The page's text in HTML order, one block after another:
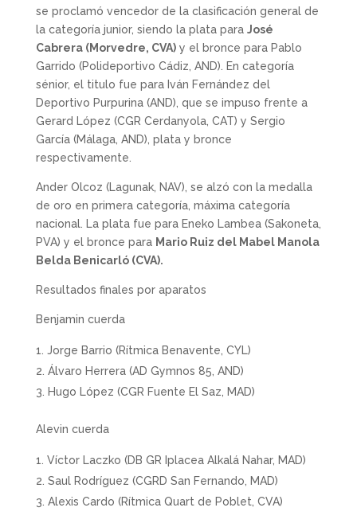
se proclamó vencedor de la clasificación general de
la categoría junior, siendo la plata para José
Cabrera (Morvedre, CVA)y el bronce para Pablo
Garrido (Polideportivo Cádiz, AND). En categoría
sénior, el titulo fue para Iván Fernández del
Deportivo Purpurina (AND), que se impuso frente a
Gerard López (CGR Cerdanyola, CAT) y Sergio
García (Málaga, AND), plata y bronce
respectivamente.
Ander Olcoz (Lagunak, NAV), se alzó con la medalla
de oro en primera categoría, máxima categoría
nacional. La plata fue para Eneko Lambea (Sakoneta,
PVA) y el bronce para Mario Ruiz del Mabel Manola
Belda Benicarló (CVA).
Resultados finales por aparatos
Benjamin cuerda
Jorge Barrio (Rítmica Benavente, CYL)
Álvaro Herrera (AD Gymnos 85, AND)
Hugo López (CGR Fuente El Saz, MAD)
Alevin cuerda
Víctor Laczko (DB GR Iplacea Alkalá Nahar, MAD)
Saul Rodríguez (CGRD San Fernando, MAD)
Alexis Cardo (Rítmica Quart de Poblet, CVA)